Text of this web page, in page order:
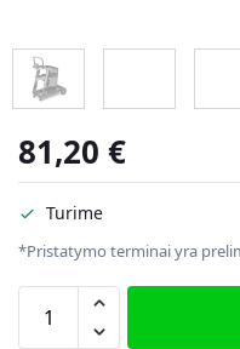
81,20 €
Turime
*Pristatymo terminai yra